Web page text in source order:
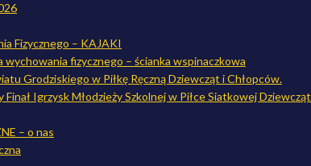
Fizycznego – KAJAKI
wychowania fizycznego – ścianka wspinaczkowa
Grodziskiego w Piłkę Ręczną Dziewcząt i Chłopców.
Igrzysk Młodzieży Szkolnej w Piłce Siatkowej Dziewcząt
– o nas